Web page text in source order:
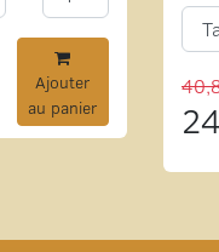
Ajouter
au panier